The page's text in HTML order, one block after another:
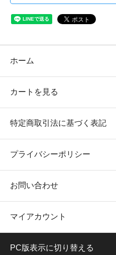
ホーム
カートを見る
特定商取引法に基づく表記
プライバシーポリシー
お問い合わせ
マイアカウント
PC版表示に切り替える